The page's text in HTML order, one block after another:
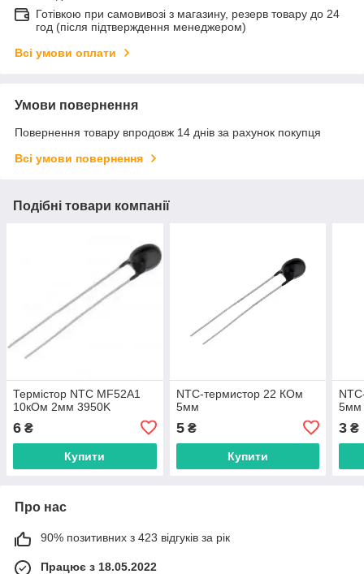
Готівкою при самовивозі з магазину, резерв товару до 24
год (після підтверждення менеджером)
Всі умови оплати
Умови повернення
Повернення товару впродовж 14 днів за рахунок покупця
Всі умови повернення
Подібні товари компанії
Термістор NTC MF52A1
10кОм 2мм 3950K
6 ₴
Купити
NTC-термистор 22 КОм
5мм
5₴
Купити
5мм
3 ₴
Про нас
90% позитивних з 423 відгуків за рік
Працює з 18.05.2022